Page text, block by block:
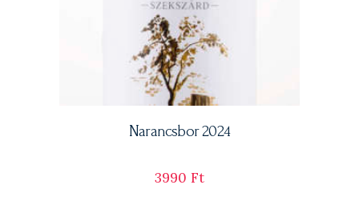
Narancsbor 2024
3990 Ft